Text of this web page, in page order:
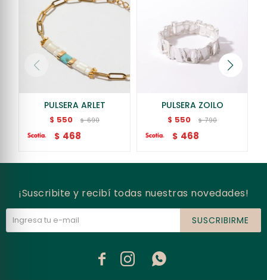
PULSERA ARLET
$ 550 $ 690
$ 468
PULSERA ZOILO
$ 550 $ 790
$ 468
¡Suscribite y recibí todas nuestras novedades!
SUSCRIBIRME
  